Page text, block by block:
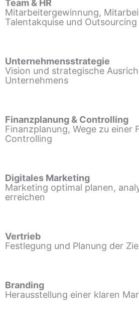
Team & HR
Mitarbeitergewinnung,
Talentakquise und Outsourcing
Unternehmensstrategie
Vision und strategische
Unternehmens
Finanzplanung & Controlling
Finanzplanung, Wege zu einer
Controlling
Digitales Marketing
Marketing optimal planen,
erreichen
Vertrieb
Festlegung und Planung der
Branding
Herausstellung einer klaren